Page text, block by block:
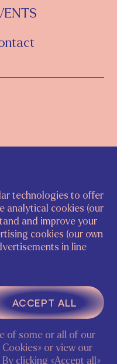
S'INSCRIRE
Venezia VE, Italy
technologies to offer
analytical cookies (our
and improve your
cookies (our own
in line
ACCEPT ALL
of some or all of our
or view our
clicking «Accept all»